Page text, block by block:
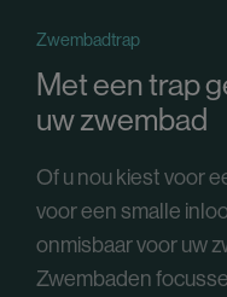
Zwembadtrap
Met een trap
uw zwembad
Of u nou kiest voor
voor een smalle
onmisbaar voor uw
Zwembaden